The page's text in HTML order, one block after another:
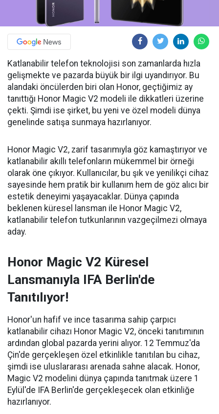
Katlanabilir telefon teknolojisi son zamanlarda hızla
gelişmekte ve pazarda büyük bir ilgi uyandırıyor. Bu
alandaki öncülerden biri olan Honor, geçtiğimiz ay
tanıttığı Honor Magic V2 modeli ile dikkatleri üzerine
çekti. Şimdi ise şirket, bu yeni ve özel modeli dünya
genelinde satışa sunmaya hazırlanıyor.
Honor Magic V2, zarif tasarımıyla göz kamaştırıyor ve
katlanabilir akıllı telefonların mükemmel bir örneği
olarak öne çıkıyor. Kullanıcılar, bu şık ve yenilikçi cihaz
sayesinde hem pratik bir kullanım hem de göz alıcı bir
estetik deneyimi yaşayacaklar. Dünya çapında
beklenen küresel lansman ile Honor Magic V2,
katlanabilir telefon tutkunlarının vazgeçilmezi olmaya
aday.
Honor Magic V2 Küresel
Lansmanıyla IFA Berlin'de
Tanıtılıyor!
Honor'un hafif ve ince tasarıma sahip çarpıcı
katlanabilir cihazı Honor Magic V2, önceki tanıtımının
ardından global pazarda yerini alıyor. 12 Temmuz'da
Çin'de gerçekleşen özel etkinlikle tanıtılan bu cihaz,
şimdi ise uluslararası arenada sahne alacak. Honor,
Magic V2 modelini dünya çapında tanıtmak üzere 1
Eylül'de IFA Berlin'de gerçekleşecek olan etkinliğe
hazırlanıyor.